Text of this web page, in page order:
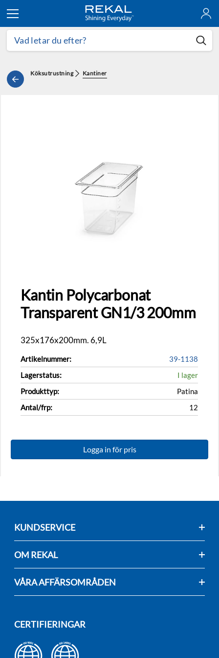
Hoppa till innehållet
Köksutrustning Kantiner
Kantin Polycarbonat
Transparent GN1/3 200mm
325x176x200mm. 6,9L
Artikelnummer:
39-1138
Lagerstatus:
I lager
Produkttyp:
Patina
Antal/frp:
12
Logga in för pris
KUNDSERVICE
OM REKAL
VÅRA AFFÄRSOMRÅDEN
CERTIFIERINGAR